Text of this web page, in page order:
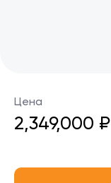
Цена
2,349,000 ₽